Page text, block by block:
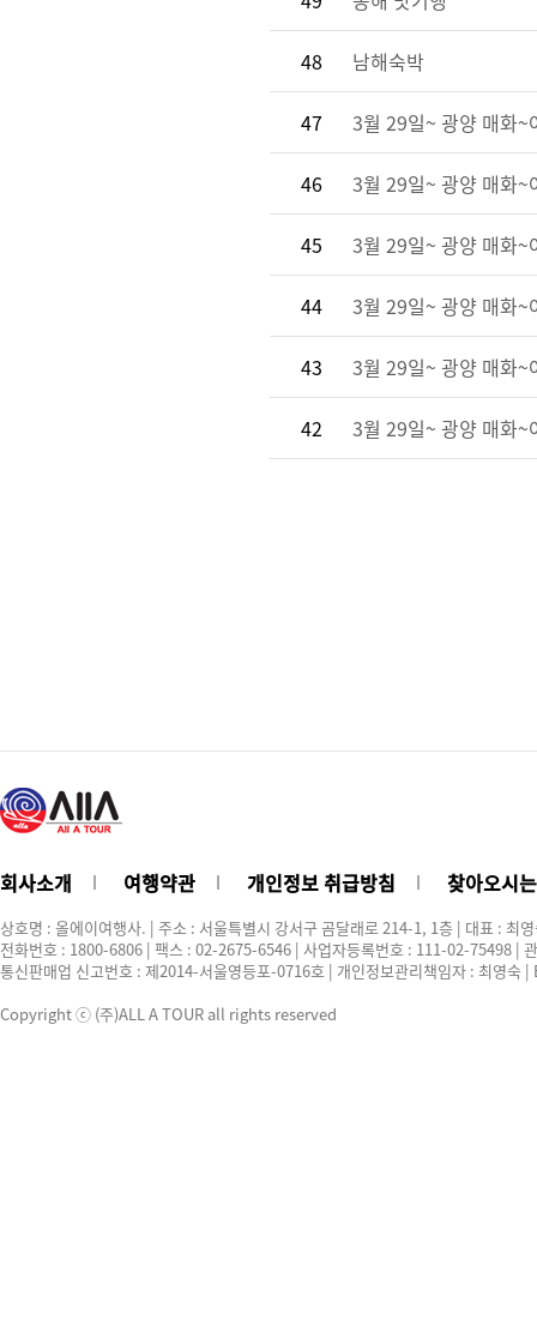
48 남해숙박
47 3월 29일~ 광양 매화~
46 3월 29일~ 광양 매화~
45 3월 29일~ 광양 매화~
44 3월 29일~ 광양 매화~
43 3월 29일~ 광양 매화~
42 3월 29일~ 광양 매화~
회사소개 여행약관 개인정보 취급방침 찾아오시
상호명 : 올에이여행사. | 주소 : 서울특별시 강서구 곰달래로 214-1, 1층 | 대표 : 최
전화번호 : 1800-6806 | 팩스 : 02-2675-6546 | 사업자등록번호 : 111-02-75498 |
통신판매업 신고번호 : 제2014-서울영등포-0716호 | 개인정보관리책임자 : 최영
Copyright ⓒ (주)ALL A TOUR all rights reserved